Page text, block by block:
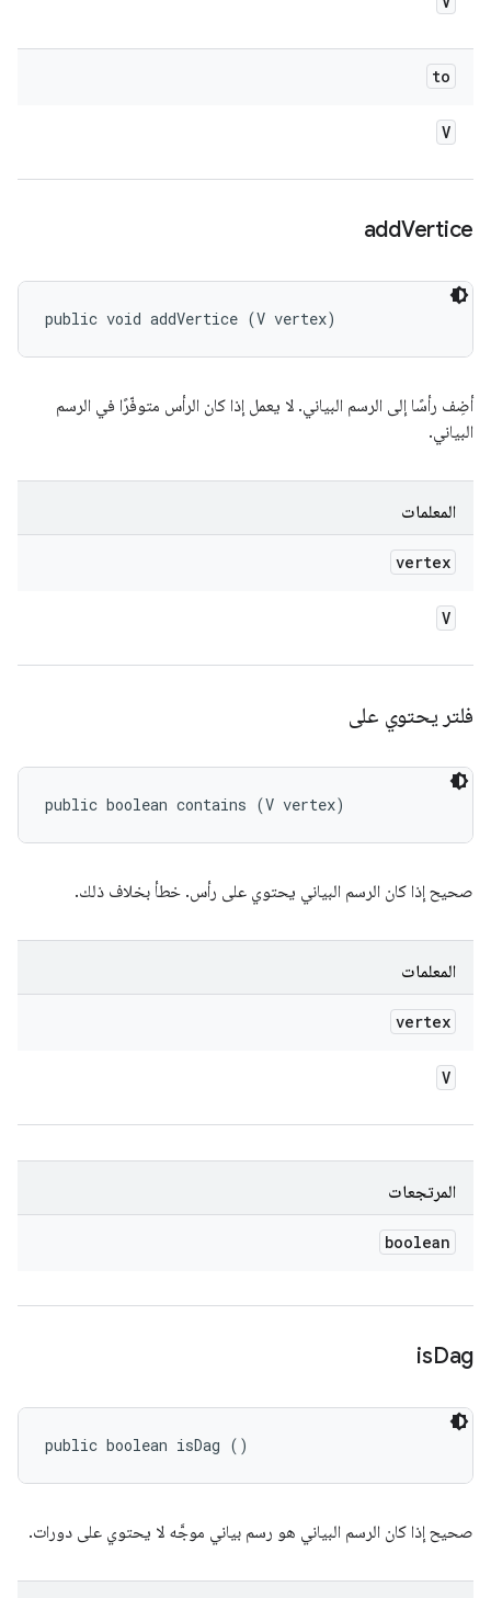
to
V
addVertice
public void addVertice (V vertex)
أضِف رأسًا إلى الرسم البياني. لا يعمل إذا كان الرأس متوفّرًا في الرسم
البياني.
المعلمات
vertex
V
فلتر يحتوي على
public boolean contains (V vertex)
صحيح إذا كان الرسم البياني يحتوي على رأس. خطأ بخلاف ذلك.
المعلمات
vertex
V
المرتجعات
boolean
isDag
public boolean isDag ()
صحيح إذا كان الرسم البياني هو رسم بياني موجَّه لا يحتوي على دورات.